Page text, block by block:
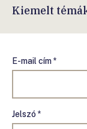
Kiemelt
E-mail cím *
Jelszó *